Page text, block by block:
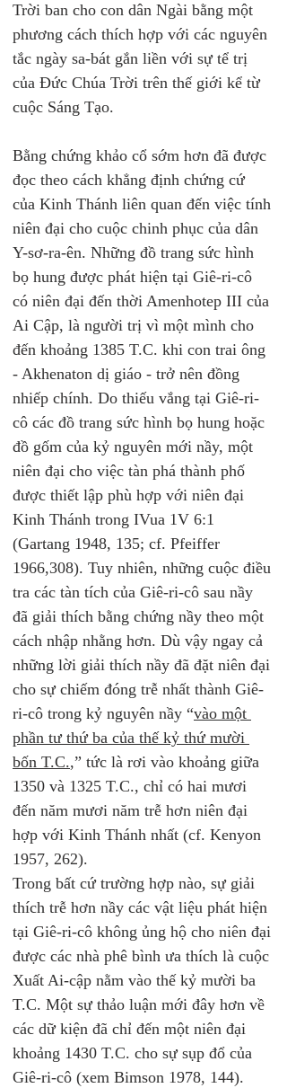
Trời ban cho con dân Ngài bằng một
phương cách thích hợp với các nguyên
tắc ngày sa-bát gắn liền với sự tể trị
của Đức Chúa Trời trên thế giới kể từ
cuộc Sáng Tạo.
Bằng chứng khảo cổ sớm hơn đã được
đọc theo cách khẳng định chứng cứ
của Kinh Thánh liên quan đến việc tính
niên đại cho cuộc chinh phục của dân
Y-sơ-ra-ên. Những đồ trang sức hình
bọ hung được phát hiện tại Giê-ri-cô
có niên đại đến thời Amenhotep III của
Ai Cập, là người trị vì một mình cho
đến khoảng 1385 T.C. khi con trai ông
- Akhenaton dị giáo - trở nên đồng
nhiếp chính. Do thiếu vắng tại Giê-ri-
cô các đồ trang sức hình bọ hung hoặc
đồ gốm của kỷ nguyên mới nầy, một
niên đại cho việc tàn phá thành phố
được thiết lập phù hợp với niên đại
Kinh Thánh trong IVua 1V 6:1
(Gartang 1948, 135; cf. Pfeiffer
1966,308). Tuy nhiên, những cuộc điều
tra các tàn tích của Giê-ri-cô sau nầy
đã giải thích bằng chứng nầy theo một
cách nhập nhằng hơn. Dù vậy ngay cả
những lời giải thích nầy đã đặt niên đại
cho sự chiếm đóng trễ nhất thành Giê-
ri-cô trong kỷ nguyên nầy “vào một
phần tư thứ ba của thế kỷ thứ mười
bốn T.C.,” tức là rơi vào khoảng giữa
1350 và 1325 T.C., chỉ có hai mươi
đến năm mươi năm trễ hơn niên đại
hợp với Kinh Thánh nhất (cf. Kenyon
1957, 262).
Trong bất cứ trường hợp nào, sự giải
thích trễ hơn nầy các vật liệu phát hiện
tại Giê-ri-cô không ủng hộ cho niên đại
được các nhà phê bình ưa thích là cuộc
Xuất Ai-cập nằm vào thế kỷ mười ba
T.C. Một sự thảo luận mới đây hơn về
các dữ kiện đã chỉ đến một niên đại
khoảng 1430 T.C. cho sự sụp đổ của
Giê-ri-cô (xem Bimson 1978, 144).